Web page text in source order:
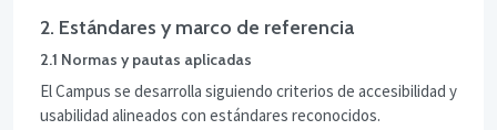
2. Estándares y marco de referencia
2.1 Normas y pautas aplicadas
El Campus se desarrolla siguiendo criterios de accesibilidad y
usabilidad alineados con estándares reconocidos.